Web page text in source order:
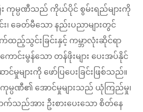
ကုမ္ပဏီသည် ကိုယ်ပိုင် စွမ်းရည်များကို
ခေတ်မီသော နည်းပညာများတွင်
ထည့်သွင်းခြင်းနှင့် ကမ္ဘာလုံးဆိုင်ရာ
ာင်းမွန်သော တန်ဖိုးများ ပေးအပ်နိုင်
ျားကို ဖော်ပြပေးခြင်းဖြစ်သည်။
မ္ပဏီ၏ အောင်မှုများသည် ယုံကြည်မှု၊
သည်အား ဦးစားပေးသော စိတ်နေ